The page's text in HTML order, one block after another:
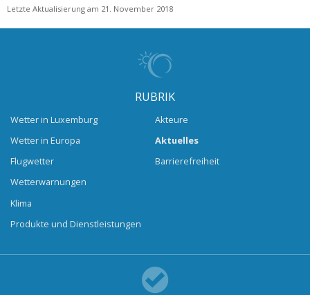
Letzte Aktualisierung am 21. November 2018
RUBRIK
Wetter in Luxemburg
Wetter in Europa
Flugwetter
Wetterwarnungen
Klima
Produkte und Dienstleistungen
Akteure
Aktuelles
Barrierefreiheit